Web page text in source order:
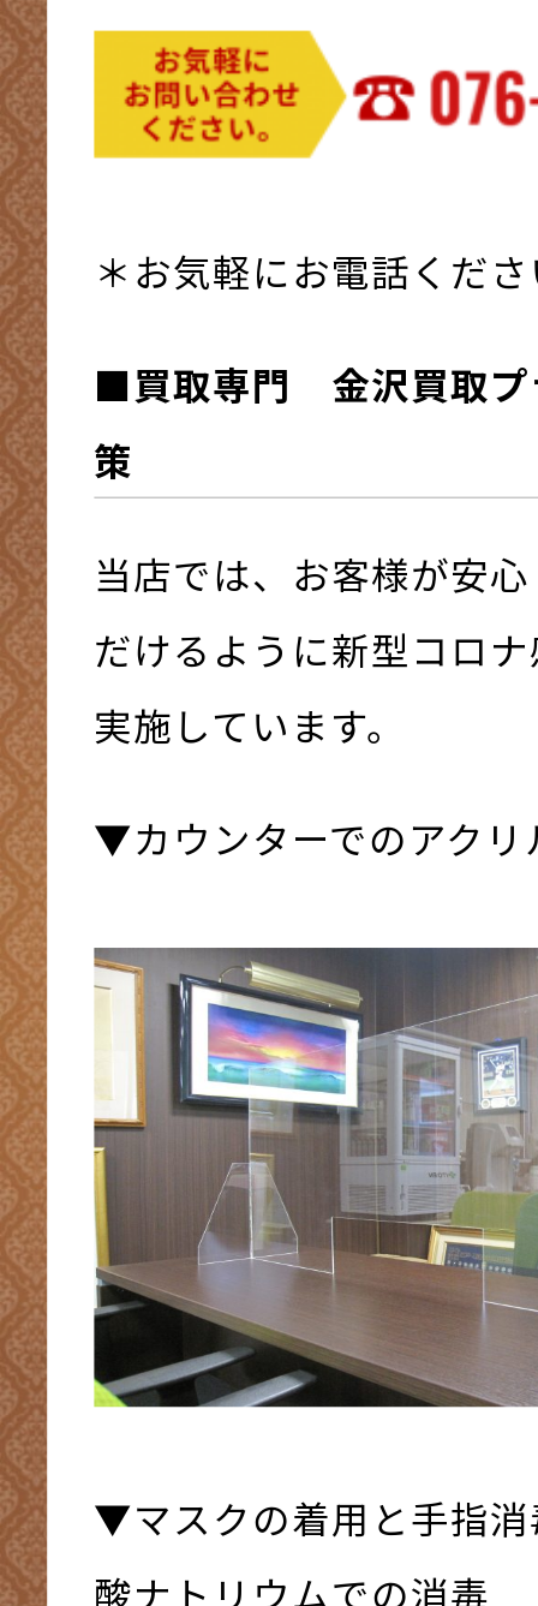
＊お気軽にお電話くだ
■買取専門 金沢買取プ
策
当店では、お客様が安
だけるように新型コロ
実施しています。
▼カウンターでのアクリ
▼マスクの着用と手指
酸ナトリウムでの消毒